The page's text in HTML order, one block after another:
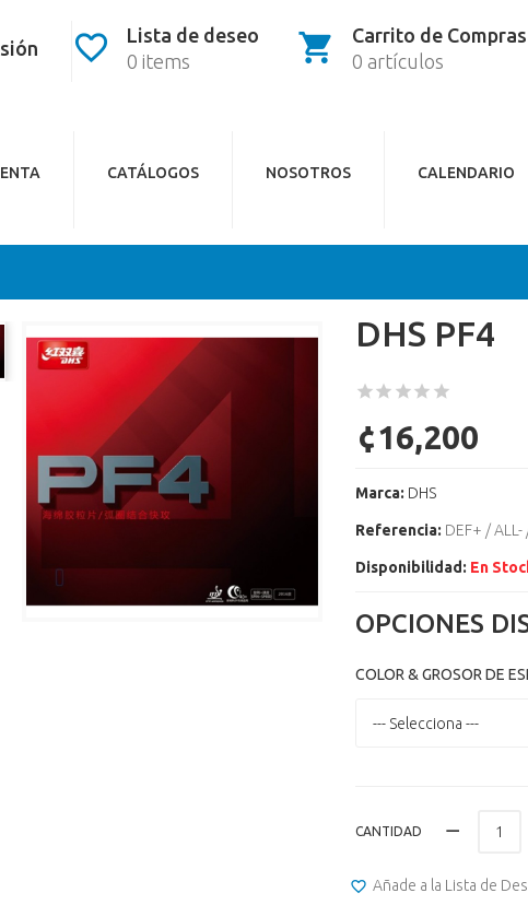
Lista de deseo
0 items
Carrito de Compras
0 artículos
CATÁLOGOS NOSOTROS CALENDARIO
DHS PF4
¢16,200
Marca: DHS
Referencia: DEF+ /
Disponibilidad: En
OPCIONES
COLOR & GROSOR DE
--- Selecciona ---
CANTIDAD
Añade a la Lista de